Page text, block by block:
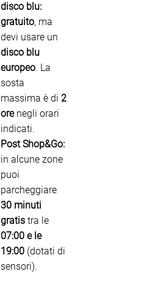
disco blu:
gratuito, ma
devi usare un
disco blu
europeo. La
sosta
massima è di 2
orenegli orari
indicati.
Post Shop&Go:
in alcune zone
puoi
parcheggiare
30 minuti
gratis tra le
07:00 e le
19:00 (dotati di
sensori).